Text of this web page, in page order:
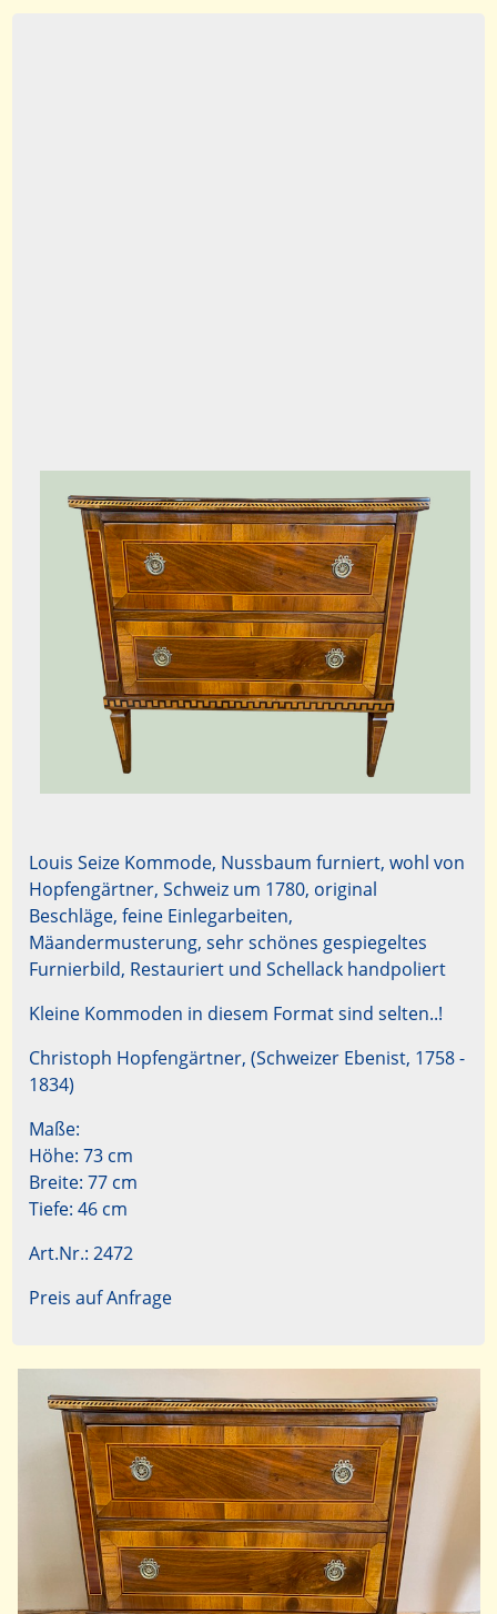
Louis Seize Kommode, Nussbaum furniert, wohl von
Hopfengärtner, Schweiz um 1780, original
Beschläge, feine Einlegarbeiten,
Mäandermusterung, sehr schönes gespiegeltes
Furnierbild, Restauriert und Schellack handpoliert
Kleine Kommoden in diesem Format sind selten..!
Christoph Hopfengärtner, (Schweizer Ebenist, 1758 -
1834)
Maße:
Höhe: 73 cm
Breite: 77 cm
Tiefe: 46 cm
Art.Nr.: 2472
Preis auf Anfrage